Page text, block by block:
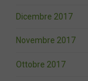
Dicembre 2017
Novembre 2017
Ottobre 2017